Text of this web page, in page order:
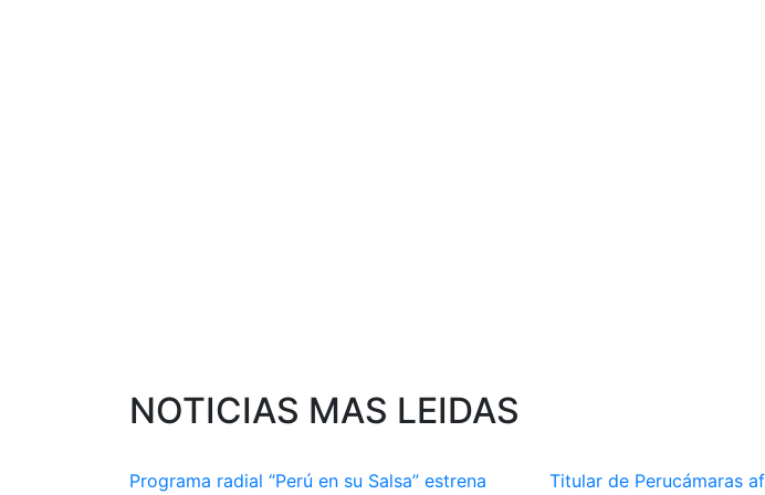
NOTICIAS MAS LEIDAS
Programa radial “Perú en su Salsa” estrena Titular de Perucámaras